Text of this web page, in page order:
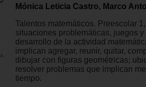
Mónica Leticia Castro, Marco
Talentos matemáticos. Preescolar
situaciones problemáticas, juegos
desarrollo de la actividad
implican agregar, reunir, quitar,
dibujar con figuras geométricas;
resolver problemas que implican
tiempo.